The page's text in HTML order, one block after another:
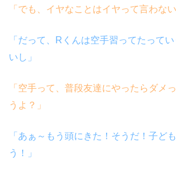
「でも、イヤなことはイヤって言わない
「だって、 R くんは空手習ってたってい
いし」
「空手って、普段友達にやったらダメ
うよ？」
「あぁ～もう頭にきた！そうだ！子ども
う！」